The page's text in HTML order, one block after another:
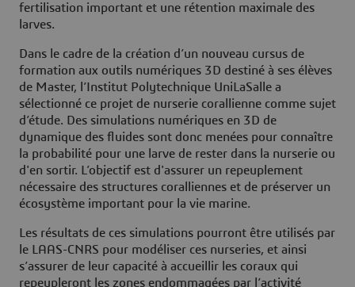
fertilisation important et une rétention maximale des
larves.
Dans le cadre de la création d’un nouveau cursus de
formation aux outils numériques 3D destiné à ses élèves
de Master, l’Institut Polytechnique UniLaSalle a
sélectionné ce projet de nurserie corallienne comme sujet
d’étude. Des simulations numériques en 3D de
dynamique des fluides sont donc menées pour connaître
la probabilité pour une larve de rester dans la nurserie ou
d'en sortir. L’objectif est d'assurer un repeuplement
nécessaire des structures coralliennes et de préserver un
écosystème important pour la vie marine.
Les résultats de ces simulations pourront être utilisés par
le LAAS-CNRS pour modéliser ces nurseries, et ainsi
s’assurer de leur capacité à accueillir les coraux qui
repeupleront les zones endommagées par l’activité